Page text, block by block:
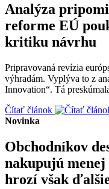
Analýza
reforme EÚ
kritiku návrhu
Pripravovaná revízia
výhradám. Vyplýva to z
Innovation“. Tá
Čítať článok
Novinka
Obchodníkov
nakupujú
hrozí však